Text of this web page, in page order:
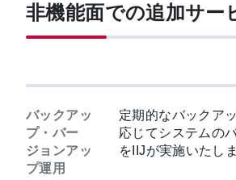
非機能面での追加サー
バックアッ
プ・バー
ジョンアッ
プ運用
定期的なバックア
応じてシステムの
をIIJが実施いたしま